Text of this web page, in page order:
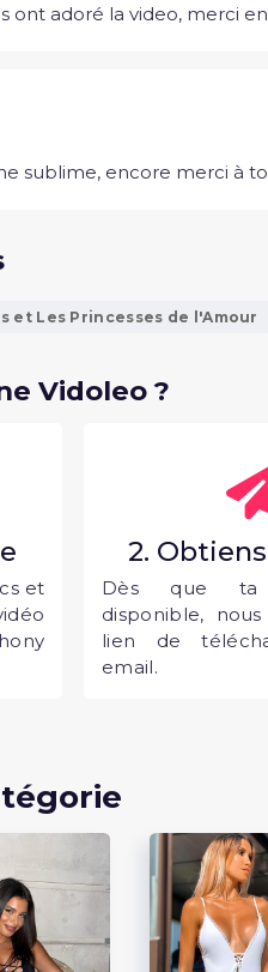
ont adoré la video, merci
sublime, encore merci à
et Les Princesses de l'Amour
Vidoleo ?
et
2.
Dès que ta
disponible,
lien de
email.